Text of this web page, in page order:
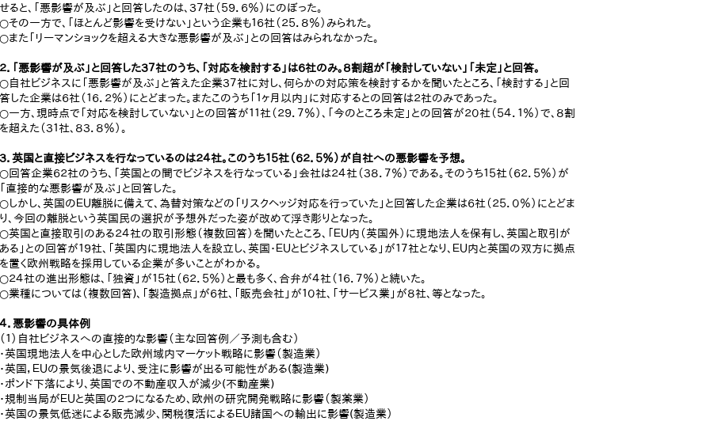
せると、「悪影響が及ぶ」と回答したのは、３７社（５９．６％）にのぼった。
○その一方で、「ほとんど影響を受けない」という企業も１６社（２５．８％）みられた。
○また「リーマンショックを超える大きな悪影響が及ぶ」との回答はみられなかった。
２．「悪影響が及ぶ」と回答した３７社のうち、「対応を検討する」は６社のみ。８割超が「検討していない」「未定」と回答。
○自社ビジネスに「悪影響が及ぶ」と答えた企業３７社に対し、何らかの対応策を検討するかを聞いたところ、「検討する」と回
答した企業は６社（１６．２％）にとどまった。またこのうち「１ヶ月以内」に対応するとの回答は２社のみであった。
○一方、現時点で「対応を検討していない」との回答が１１社（２９．７％）、「今のところ未定」との回答が２０社（５４．１％）で、８割
を超えた（３１社、８３．８％）。
３．英国と直接ビジネスを行なっているのは２４社。このうち１５社（６２．５％）が自社への悪影響を予想。
○回答企業６２社のうち、「英国との間でビジネスを行なっている」会社は２４社（３８．７％）である。そのうち１５社（６２．５％）が
「直接的な悪影響が及ぶ」と回答した。
○しかし、英国のＥＵ離脱に備えて、為替対策などの「リスクヘッジ対応を行っていた」と回答した企業は６社（２５．０％）にとどま
り、今回の離脱という英国民の選択が予想外だった姿が改めて浮き彫りとなった。
○英国と直接取引のある２４社の取引形態（複数回答）を聞いたところ、「ＥＵ内（英国外）に現地法人を保有し、英国と取引が
ある」との回答が１９社、「英国内に現地法人を設立し、英国・ＥＵとビジネスしている」が１７社となり、ＥＵ内と英国の双方に拠点
を置く欧州戦略を採用している企業が多いことがわかる。
○２４社の進出形態は、「独資」が１５社（６２．５％）と最も多く、合弁が４社（１６．７％）と続いた。
○業種については（複数回答)、「製造拠点」が６社、「販売会社」が１０社、「サービス業」が８社、等となった。
４．悪影響の具体例
（１）自社ビジネスへの直接的な影響（主な回答例／予測も含む）
・英国現地法人を中心とした欧州域内マーケット戦略に影響（製造業）
・英国，ＥＵの景気後退により、受注に影響が出る可能性がある(製造業)
・ポンド下落により、英国での不動産収入が減少(不動産業)
・規制当局がＥＵと英国の２つになるため、欧州の研究開発戦略に影響（製薬業）
・英国の景気低迷による販売減少、関税復活によるＥＵ諸国への輸出に影響(製造業）